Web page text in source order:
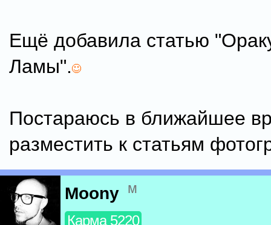
Ещё добавила статью
Ламы".
Постараюсь в ближайшее
разместить к статьям
Moony м
Карма 5220